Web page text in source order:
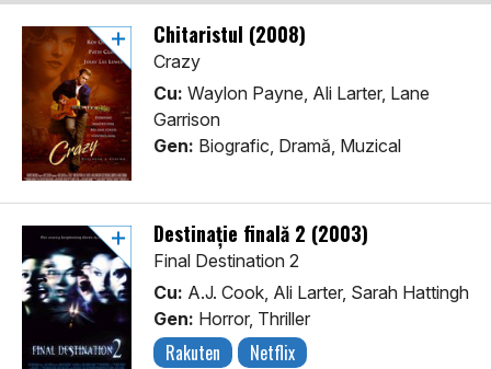
Chitaristul (2008)
Crazy
Cu: Waylon Payne, Ali Larter, Lane
Garrison
Gen: Biografic, Dramă, Muzical
Destinație finală 2 (2003)
Final Destination 2
Cu: A.J. Cook, Ali Larter, Sarah Hattingh
Gen: Horror, Thriller
Rakuten Netflix